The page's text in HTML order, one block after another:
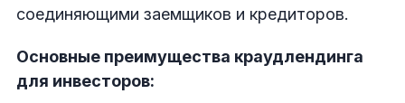
соединяющими заемщиков и кредиторов.
Основные преимущества краудлендинга
для инвесторов: